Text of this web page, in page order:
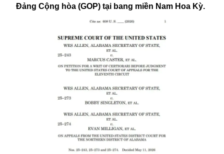
Đảng Cộng hòa (GOP) tại bang miền Nam Hoa Kỳ.